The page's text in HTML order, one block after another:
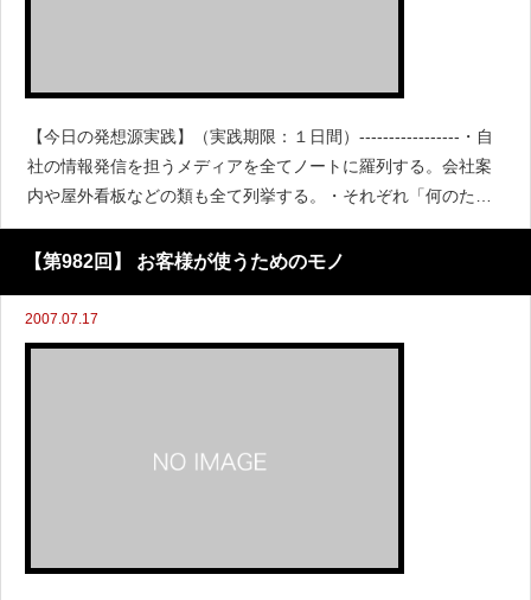
【今日の発想源実践】（実践期限：１日間）-----------------・自
社の情報発信を担うメディアを全てノートに羅列する。会社案
内や屋外看板などの類も全て列挙する。・それぞれ「何のため
にやっているのか」という理由を書く。・その理由と自社の経
営理念に矛盾がないかをチェックする。
【第982回】 お客様が使うためのモノ
2007.07.17